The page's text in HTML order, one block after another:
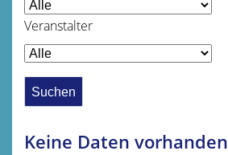
Veranstalter
Keine Daten vorhanden